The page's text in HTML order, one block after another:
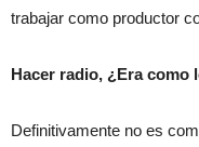
trabajar como productor
Hacer radio, ¿Era como
Definitivamente no es